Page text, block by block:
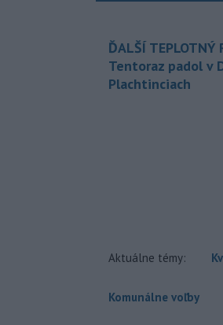
ĎALŠÍ TEPLOTNÝ
Tentoraz padol v
Plachtinciach
Aktuálne témy:
Komunálne voľby